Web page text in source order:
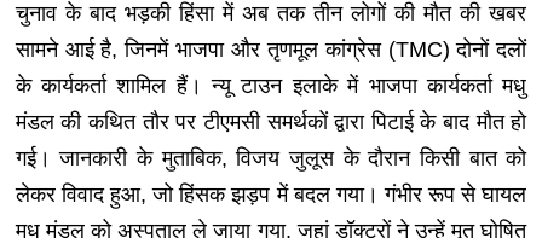
चुनाव के बाद भड़की हिंसा में अब तक तीन लोगों की मौत की खबर
सामने आई है, जिनमें भाजपा और तृणमूल कांग्रेस (TMC) दोनों दलों
के कार्यकर्ता शामिल हैं। न्यू टाउन इलाके में भाजपा कार्यकर्ता मधु
मंडल की कथित तौर पर टीएमसी समर्थकों द्वारा पिटाई के बाद मौत हो
गई। जानकारी के मुताबिक, विजय जुलूस के दौरान किसी बात को
लेकर विवाद हुआ, जो हिंसक झड़प में बदल गया। गंभीर रूप से घायल
मधु मंडल को अस्पताल ले जाया गया, जहां डॉक्टरों ने उन्हें मृत घोषित